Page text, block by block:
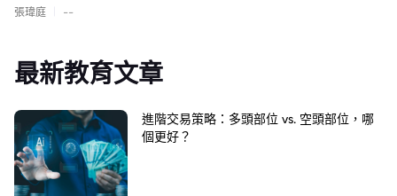
張瑋庭 --
最新教育文章
進階交易策略：多頭部位 vs. 空頭部位，哪
個更好？